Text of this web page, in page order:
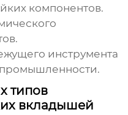
компонентов.
инструмента
типов
вкладышей